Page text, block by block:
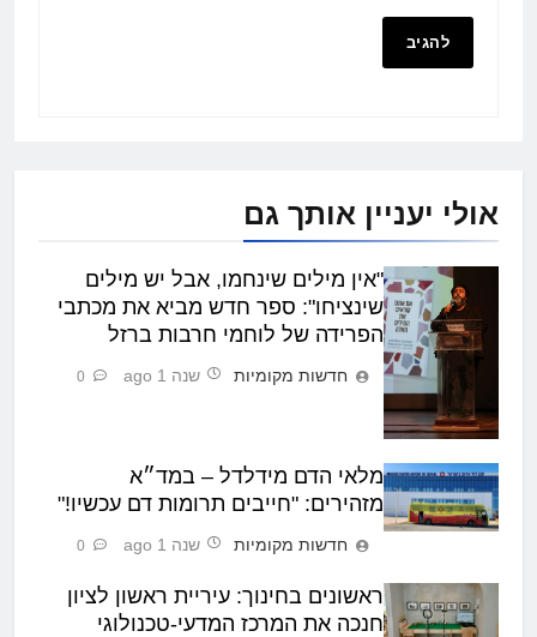
אולי יעניין אותך גם
"אין מילים שינחמו, אבל יש מילים
שינציחו": ספר חדש מביא את מכתבי
הפרידה של לוחמי חרבות ברזל
חדשות מקומיות שנה 1 ago 0
מלאי הדם מידלדל – במד״א
מזהירים: "חייבים תרומות דם עכשיו!"
חדשות מקומיות שנה 1 ago 0
ראשונים בחינוך: עיריית ראשון לציון
חנכה את המרכז המדעי-טכנולוגי